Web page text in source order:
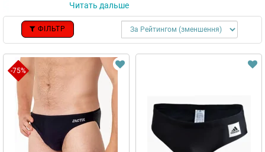
Ждамери - облягаючи боксерки зі штанинами до колін.
Чоловічі плавки відрізняються від трусів в основному
матеріалом, який завжди у даної продукції синтетичний
на 100% (поліестер або поліамід); наявністю шнурка
для надійної фіксації на тілі, який перешкоджає
сповзанню виробу під час плавання в басейні та на
відкритій воді; пізкладною у передній частині, яка має
візуально маскувати фізіологічні особливості чоловіка.
Читати повністю
Читать дальше
ФІЛЬТР
-75%